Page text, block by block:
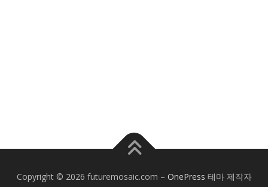
Copyright © 2026 futuremosaic.com – OnePress 테마 제작자